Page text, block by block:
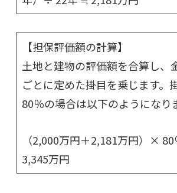
【担保評価額の計算】
土地と建物の評価額を合算し、
ごとに定めた掛目を乗じます。
80％の場合は以下のようになり
（2,000万円＋2,181万円）×
3,345万円